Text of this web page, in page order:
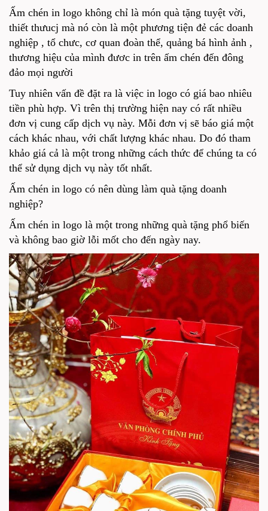
Ấm chén in logo không chỉ là món quà tặng tuyệt vời,
thiết thưucj mà nó còn là một phương tiện đẻ các doanh
nghiệp , tổ chưc, cơ quan đoàn thể, quảng bá hình ảnh ,
thương hiệu của mình đươc in trên ấm chén đến đông
đảo mọi người
Tuy nhiên vấn đề đặt ra là việc in logo có giá bao nhiêu
tiền phù hợp. Vì trên thị trường hiện nay có rất nhiều
đơn vị cung cấp dịch vụ này. Mỗi đơn vị sẽ báo giá một
cách khác nhau, với chất lượng khác nhau. Do đó tham
khảo giá cả là một trong những cách thức để chúng ta có
thể sử dụng dịch vụ này tốt nhất.
Ấm chén in logo có nên dùng làm quà tặng doanh
nghiệp?
Ấm chén in logo là một trong những quà tặng phổ biến
và không bao giờ lỗi mốt cho đến ngày nay.